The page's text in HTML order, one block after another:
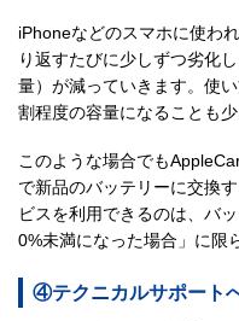
iPhoneなどのスマホに使わ
り返すたびに少しずつ劣化
量）が減っていきます。使
割程度の容量になることも少
このような場合でも
で新品のバッテリーに交換
ビスを利用できるのは、バ
0%未満になった場合」に限
④テクニカルサポート